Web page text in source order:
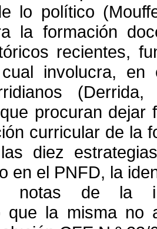
lo político
la formación
recientes,
involucra,
procuran
curricular de la
diez
en el PNFD, la
notas de la
que la misma no